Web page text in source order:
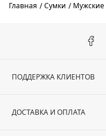
Главная Сумки Мужские
ПОДДЕРЖКА КЛИЕНТОВ
ДОСТАВКА И ОПЛАТА